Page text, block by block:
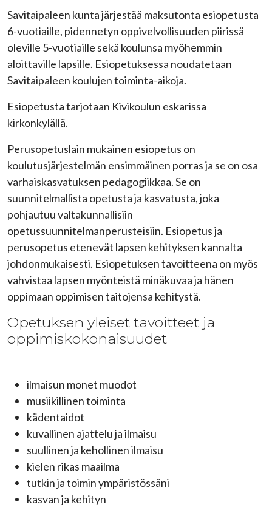
Savitaipaleen kunta järjestää maksutonta esiopetusta
6-vuotiaille, pidennetyn oppivelvollisuuden piirissä
oleville 5-vuotiaille sekä koulunsa myöhemmin
aloittaville lapsille. Esiopetuksessa noudatetaan
Savitaipaleen koulujen toiminta-aikoja.
Esiopetusta tarjotaan Kivikoulun eskarissa
kirkonkylällä.
Perusopetuslain mukainen esiopetus on
koulutusjärjestelmän ensimmäinen porras ja se on osa
varhaiskasvatuksen pedagogiikkaa. Se on
suunnitelmallista opetusta ja kasvatusta, joka
pohjautuu valtakunnallisiin
opetussuunnitelmanperusteisiin. Esiopetus ja
perusopetus etenevät lapsen kehityksen kannalta
johdonmukaisesti. Esiopetuksen tavoitteena on myös
vahvistaa lapsen myönteistä minäkuvaa ja hänen
oppimaan oppimisen taitojensa kehitystä.
Opetuksen yleiset tavoitteet ja
oppimiskokonaisuudet
ilmaisun monet muodot
musiikillinen toiminta
kädentaidot
kuvallinen ajattelu ja ilmaisu
suullinen ja kehollinen ilmaisu
kielen rikas maailma
tutkin ja toimin ympäristössäni
kasvan ja kehityn